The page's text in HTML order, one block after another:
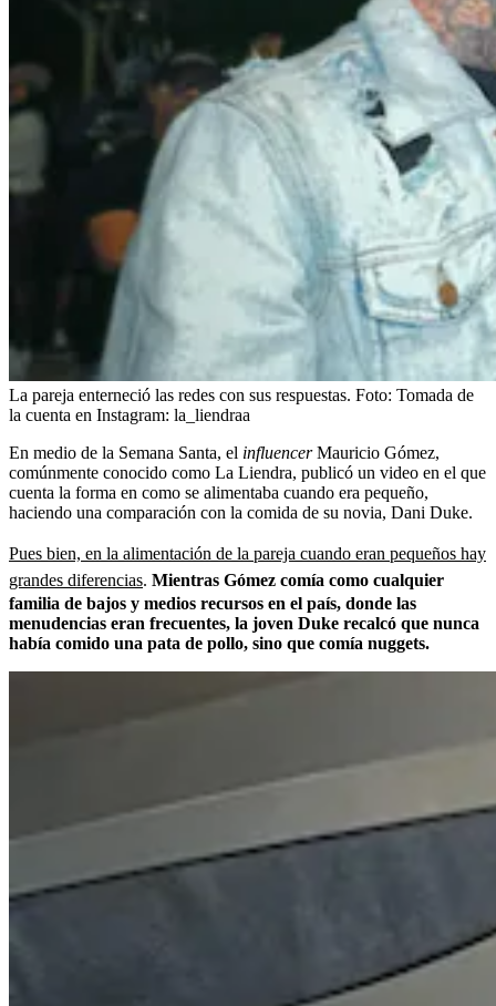
La pareja enterneció las redes con sus respuestas. Foto: Tomada de
la cuenta en Instagram: la_liendraa
En medio de la Semana Santa, el influencerMauricio Gómez,
comúnmente conocido como La Liendra, publicó un video en el que
cuenta la forma en como se alimentaba cuando era pequeño,
haciendo una comparación con la comida de su novia, Dani Duke.
Pues bien, en la alimentación de la pareja cuando eran pequeños hay
grandes diferencias. Mientras Gómez comía como cualquier
familia de bajos y medios recursos en el país, donde las
menudencias eran frecuentes, la joven Duke recalcó que nunca
había comido una pata de pollo, sino que comía nuggets.